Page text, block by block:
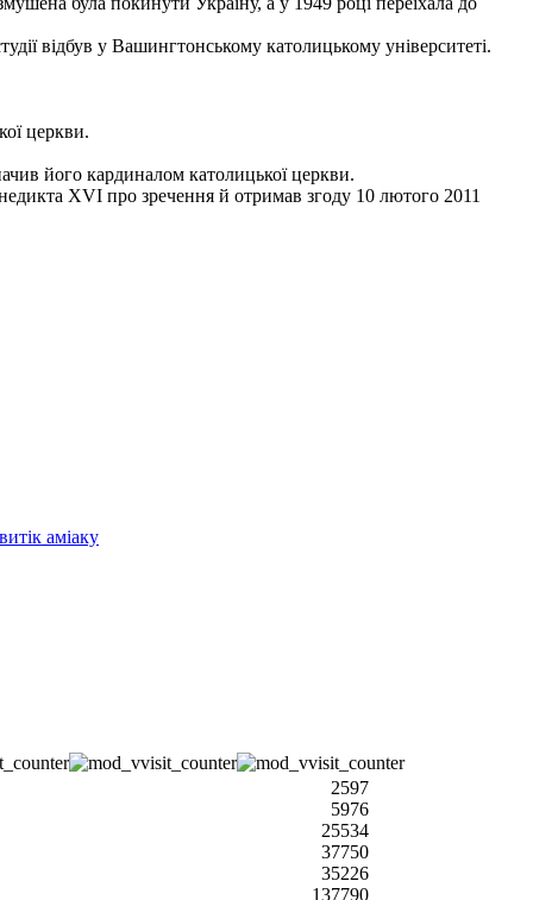
відбув у Вашингтонському католицькому університеті.
церкви.
його кардиналом католицької церкви.
XVI про зречення й отримав згоду 10 лютого 2011
аміаку
2597
5976
25534
37750
35226
137790